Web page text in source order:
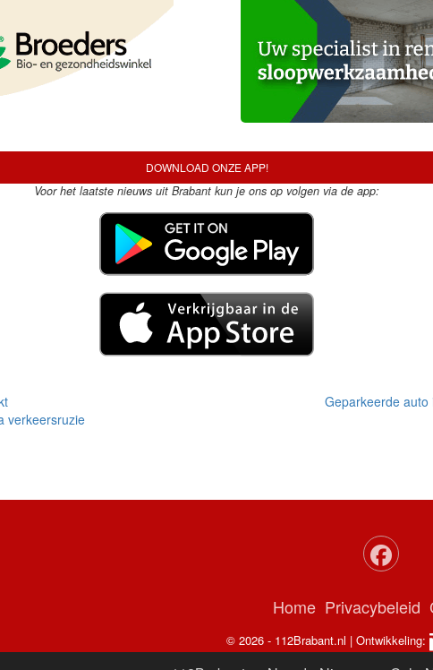
DOWNLOAD ONZE APP!
Voor het laatste nieuws uit Brabant kun je ons op volgen via de app:
verkeersruzie
Geparkeerde auto
Home Privacybeleid
© 2026 - 112Brabant.nl | Ontwikkeling: